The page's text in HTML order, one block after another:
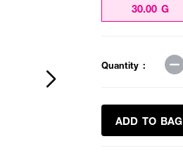
30.00 G
Quantity :
ADD TO BAG